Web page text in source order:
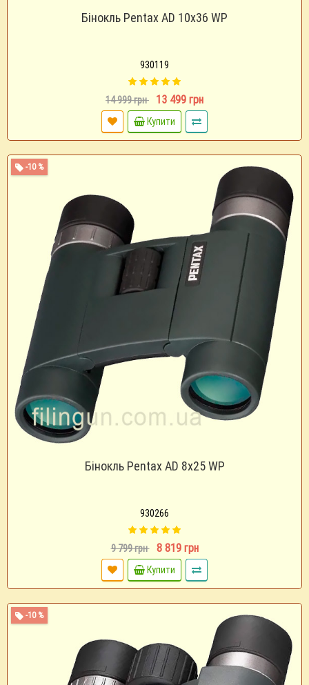
Бінокль Pentax AD 10х36 WP
930119
14 999 грн 13 499 грн
Купити
-10 %
Бінокль Pentax AD 8х25 WP
930266
9 799 грн 8 819 грн
Купити
-10 %